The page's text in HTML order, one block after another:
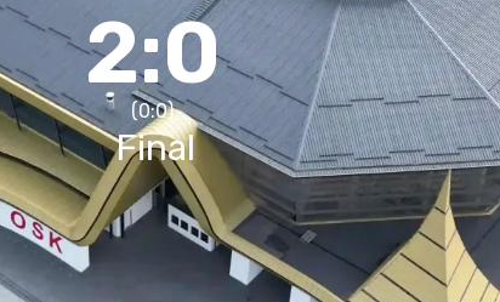
2:0
(0:0)
Final